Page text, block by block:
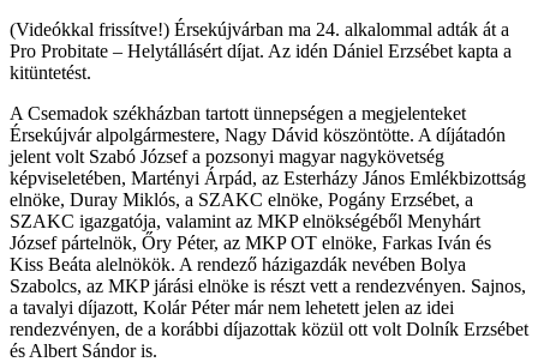
(Videókkal frissítve!) Érsekújvárban ma 24. alkalommal adták át a
Pro Probitate – Helytállásért díjat. Az idén Dániel Erzsébet kapta a
kitüntetést.
A Csemadok székházban tartott ünnepségen a megjelenteket
Érsekújvár alpolgármestere, Nagy Dávid köszöntötte. A díjátadón
jelent volt Szabó József a pozsonyi magyar nagykövetség
képviseletében, Martényi Árpád, az Esterházy János Emlékbizottság
elnöke, Duray Miklós, a SZAKC elnöke, Pogány Erzsébet, a
SZAKC igazgatója, valamint az MKP elnökségéből Menyhárt
József pártelnök, Őry Péter, az MKP OT elnöke, Farkas Iván és
Kiss Beáta alelnökök. A rendező házigazdák nevében Bolya
Szabolcs, az MKP járási elnöke is részt vett a rendezvényen. Sajnos,
a tavalyi díjazott, Kolár Péter már nem lehetett jelen az idei
rendezvényen, de a korábbi díjazottak közül ott volt Dolník Erzsébet
és Albert Sándor is.